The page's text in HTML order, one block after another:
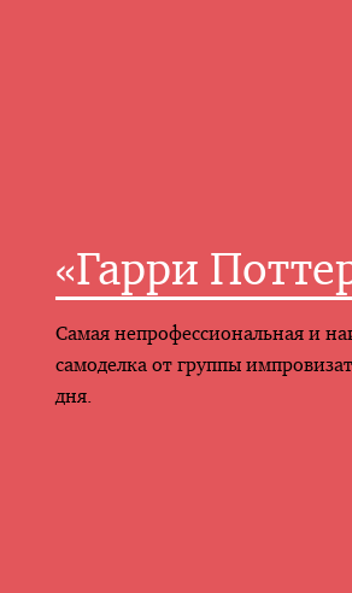
«Гарри
Самая непрофессиональная и
самоделка от группы
дня.